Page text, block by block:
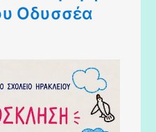
Οδυσσέα